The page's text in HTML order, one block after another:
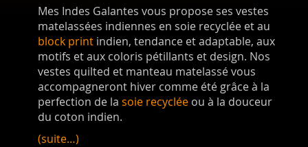
Mes Indes Galantes vous propose ses vestes
matelassées indiennes en soie recyclée et au
block print indien, tendance et adaptable, aux
motifs et aux coloris pétillants et design. Nos
vestes quilted et manteau matelassé vous
accompagneront hiver comme été grâce à la
perfection de la soie recyclée ou à la douceur
du coton indien.
(suite…)